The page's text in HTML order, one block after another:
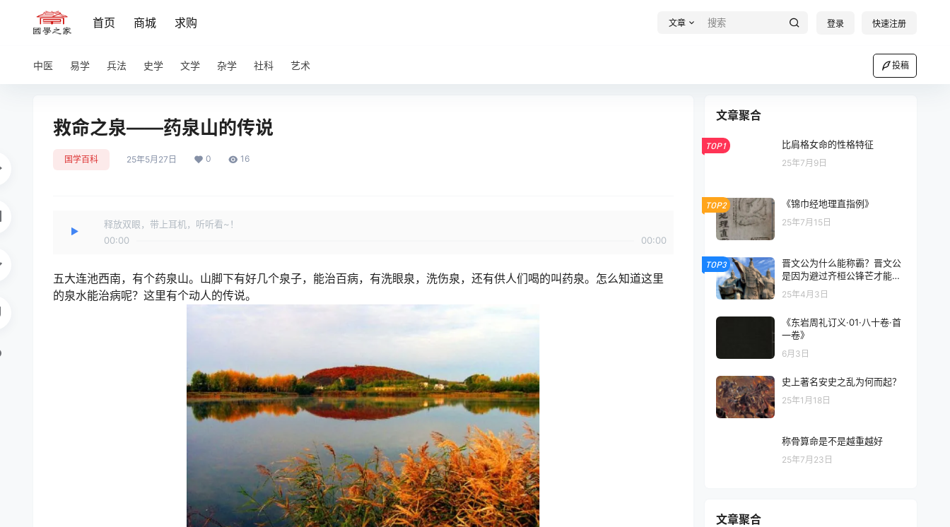
首页 商城 求购 文章 登录 快速注册
中医 易学 兵法 史学 文学 杂学 社科 艺术 投稿
救命之泉——药泉山的传说
国学百科 25年5月27日 0 16
释放双眼，带上耳机，听听看~！
00:00
00:00
五大连池西南，有个药泉山。山脚下有好几个泉子，能治百病，有洗眼泉，洗伤泉，还有供人们喝的叫药泉。怎么知道这里
的泉水能治病呢？这里有个动人的传说。
文章聚合
TOP1 比肩格女命的性格特征
25年7月9日
TOP2 《锦巾经地理直指例》
25年7月15日
TOP3
晋文公为什么能称霸？晋文公
是因为避过齐桓公锋芒才能称
霸的吗？
25年4月3日
《东岩周礼订义·01·八十卷·首
一卷》
6月3日
史上著名安史之乱为何而起？
25年1月18日
称骨算命是不是越重越好
25年7月23日
文章聚合